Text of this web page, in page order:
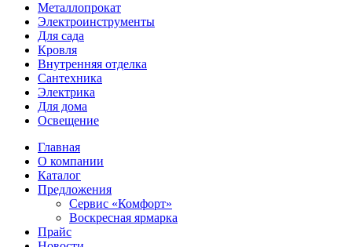
Металлопрокат
Электроинструменты
Для сада
Кровля
Внутренняя отделка
Сантехника
Электрика
Для дома
Освещение
Главная
О компании
Каталог
Предложения
Сервис «Комфорт»
Воскресная ярмарка
Прайс